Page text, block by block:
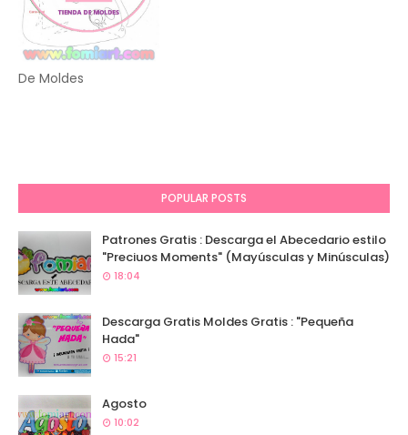
De Moldes
POPULAR POSTS
Patrones Gratis : Descarga el Abecedario estilo
"Preciuos Moments" (Mayúsculas y Minúsculas)
18:04
Descarga Gratis Moldes Gratis : "Pequeña
Hada"
15:21
Agosto
10:02